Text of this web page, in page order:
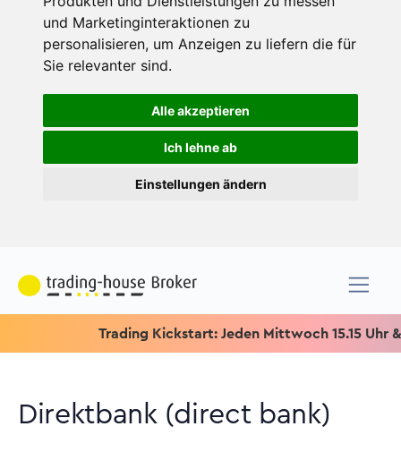
und Marketinginteraktionen zu
personalisieren, um Anzeigen zu liefern die für
Sie relevanter sind.
Alle akzeptieren
Ich lehne ab
Einstellungen ändern
Trading Kickstart: Jeden Mittwoch 15.15 Uhr &
Direktbank (direct bank)